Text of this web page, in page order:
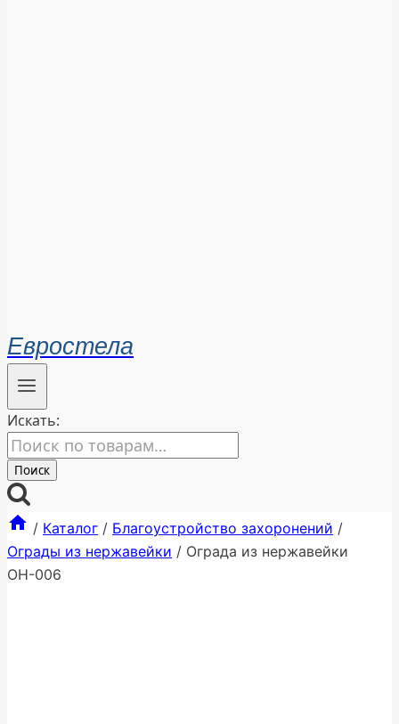
Евростела
Искать:
Поиск
/ Каталог / Благоустройство захоронений /
Ограды из нержавейки / Ограда из нержавейки
ОН-006